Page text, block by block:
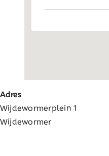
Adres
Wijdewormerplein 1
Wijdewormer